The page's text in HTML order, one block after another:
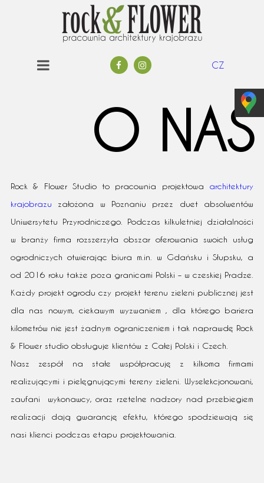
CZ
O NAS
Rock & Flower Studio to pracownia projektowa architektury
krajobrazu założona w Poznaniu przez duet absolwentów
Uniwersytetu Przyrodniczego. Podczas kilkuletniej działalności
w branży firma rozszerzyła obszar oferowania swoich usług
ogrodniczych otwierając biura m.in. w Gdańsku i Słupsku, a
od 2016 roku także poza granicami Polski – w czeskiej Pradze.
Każdy projekt ogrodu czy projekt terenu zieleni publicznej jest
dla nas nowym, ciekawym wyzwaniem , dla którego bariera
kilometrów nie jest żadnym ograniczeniem i tak naprawdę Rock
& Flower studio obsługuje klientów z Całej Polski i Czech.
Nasz zespół na stałe współpracuję z kilkoma firmami
realizującymi i pielęgnującymi tereny zieleni. Wyselekcjonowani,
zaufani wykonawcy, oraz rzetelne nadzory nad przebiegiem
realizacji dają gwarancję efektu, którego spodziewają się
nasi klienci podczas etapu projektowania.